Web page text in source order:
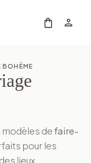
shopping_bag person
BOHÊME
modèles de faire-
pour les
lieux